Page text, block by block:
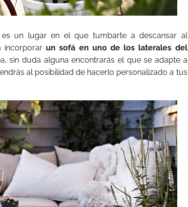
un lugar en el que tumbarte a descansar al
incorporarun sofá en uno de los laterales del
sin duda alguna encontrarás el que se adapte a
al posibilidad de hacerlo personalizado a tus